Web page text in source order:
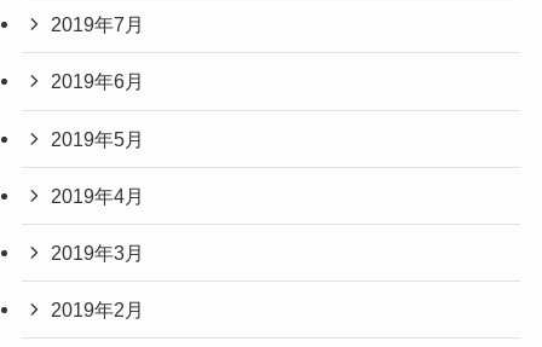
2019年7月
2019年6月
2019年5月
2019年4月
2019年3月
2019年2月